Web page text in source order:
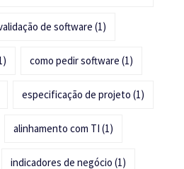
de software (1)
como pedir software (1)
especificação de projeto (1)
alinhamento com TI (1)
indicadores de negócio (1)